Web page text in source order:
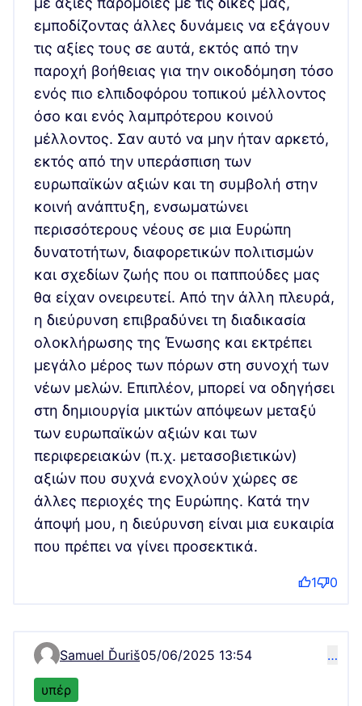
εμποδίζοντας άλλες δυνάμεις να εξάγουν
τις αξίες τους σε αυτά, εκτός από την
παροχή βοήθειας για την οικοδόμηση τόσο
ενός πιο ελπιδοφόρου τοπικού μέλλοντος
όσο και ενός λαμπρότερου κοινού
μέλλοντος. Σαν αυτό να μην ήταν αρκετό,
εκτός από την υπεράσπιση των
ευρωπαϊκών αξιών και τη συμβολή στην
κοινή ανάπτυξη, ενσωματώνει
περισσότερους νέους σε μια Ευρώπη
δυνατοτήτων, διαφορετικών πολιτισμών
και σχεδίων ζωής που οι παππούδες μας
θα είχαν ονειρευτεί. Από την άλλη πλευρά,
η διεύρυνση επιβραδύνει τη διαδικασία
ολοκλήρωσης της Ένωσης και εκτρέπει
μεγάλο μέρος των πόρων στη συνοχή των
νέων μελών. Επιπλέον, μπορεί να οδηγήσει
στη δημιουργία μικτών απόψεων μεταξύ
των ευρωπαϊκών αξιών και των
περιφερειακών (π.χ. μετασοβιετικών)
αξιών που συχνά ενοχλούν χώρες σε
άλλες περιοχές της Ευρώπης. Κατά την
άποψή μου, η διεύρυνση είναι μια ευκαιρία
που πρέπει να γίνει προσεκτικά.
1 0
Comment 9703
Samuel Ďuriš05/06/2025 13:54 …
υπέρ